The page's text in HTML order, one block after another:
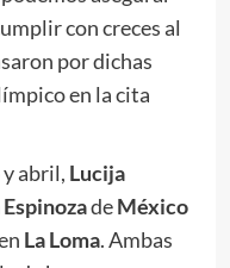
con creces al
por dichas
en la cita
abril, Lucija
deMéxico
La Loma. Ambas